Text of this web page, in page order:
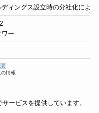
ィングス設立時の分社化により
ー
要
情報
ービスを提供しています。